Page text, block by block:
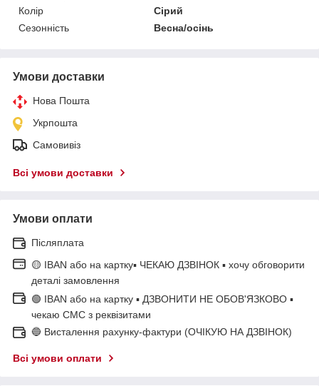
Колір
Сірий
Сезонність
Весна/осінь
Умови доставки
Нова Пошта
Укрпошта
Самовивіз
Всі умови доставки
Умови оплати
Післяплата
🟡 IBAN або на картку▪ ЧЕКАЮ ДЗВІНОК ▪ хочу обговорити
деталі замовлення
🟢 IBAN або на картку ▪ ДЗВОНИТИ НЕ ОБОВ'ЯЗКОВО ▪
чекаю СМС з реквізитами
🔵 Висталення рахунку-фактури (ОЧІКУЮ НА ДЗВІНОК)
Всі умови оплати